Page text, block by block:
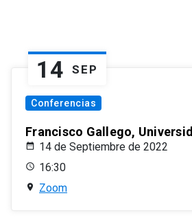
14 SEP
Conferencias
Francisco Gallego,
14 de Septiembre de 2022
16:30
Zoom